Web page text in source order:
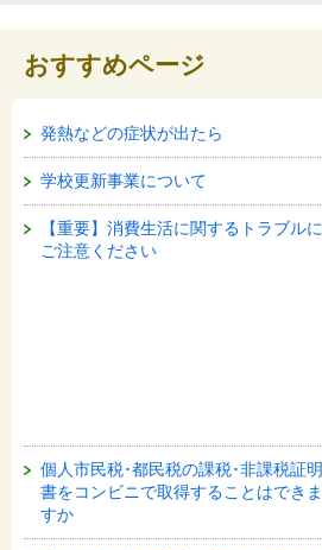
おすすめページ
発熱などの症状が出たら
学校更新事業について
【重要】消費生活に関するトラブルに
ご注意ください
個人市民税･都民税の課税･非課税証明
書をコンビニで取得することはできま
すか